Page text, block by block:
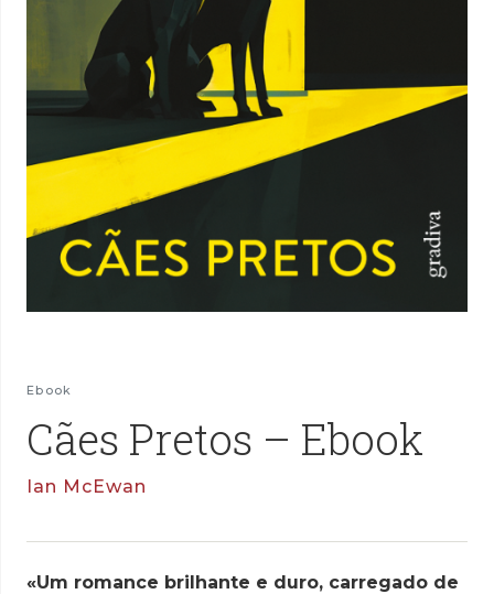
Ebook
Cães Pretos – Ebook
Ian McEwan
«Um romance brilhante e duro, carregado de